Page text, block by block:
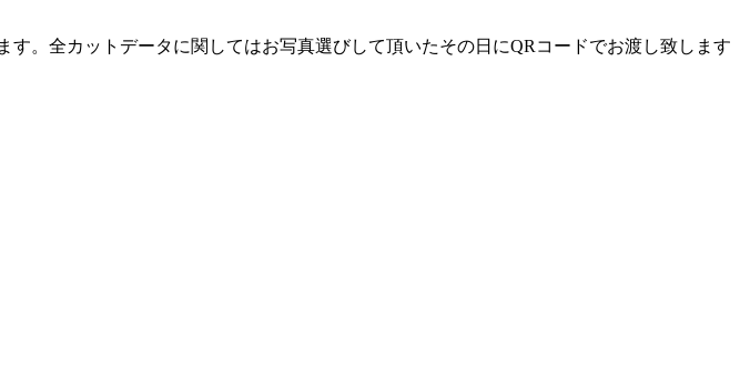
。全カットデータに関してはお写真選びして頂いたその日にQRコードでお渡し致します